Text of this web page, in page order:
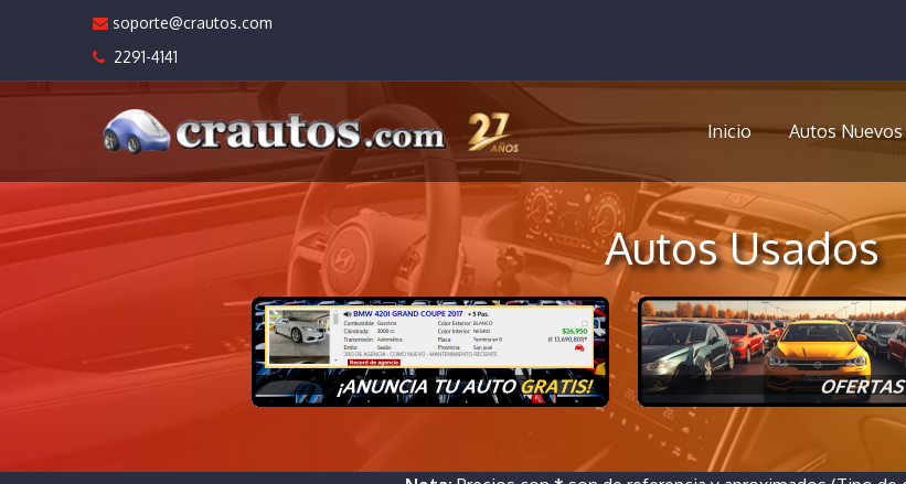
soporte@crautos.com
2291-4141
Inicio Autos Nuevos
Autos Usados